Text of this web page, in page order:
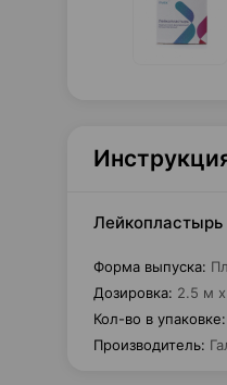
Лейкопластырь
Форма выпуска:
Дозировка: 2.5 м
Кол-во в упаковке:
Производитель: